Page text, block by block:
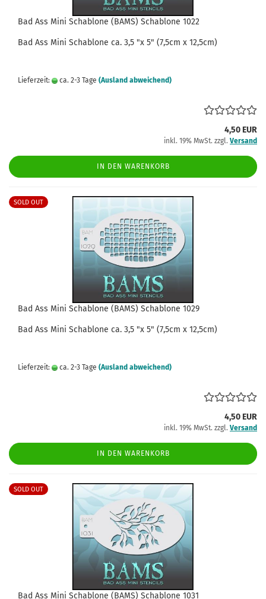
Bad Ass Mini Schablone (BAMS) Schablone 1022
Bad Ass Mini Schablone ca. 3,5 "x 5" (7,5cm x 12,5cm)
Lieferzeit: ca. 2-3 Tage (Ausland abweichend)
4,50 EUR
inkl. 19% MwSt. zzgl. Versand
IN DEN WARENKORB
SOLD OUT
Bad Ass Mini Schablone (BAMS) Schablone 1029
Bad Ass Mini Schablone ca. 3,5 "x 5" (7,5cm x 12,5cm)
Lieferzeit: ca. 2-3 Tage (Ausland abweichend)
4,50 EUR
inkl. 19% MwSt. zzgl. Versand
IN DEN WARENKORB
SOLD OUT
Bad Ass Mini Schablone (BAMS) Schablone 1031